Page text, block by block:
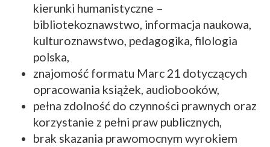
kierunki humanistyczne –
bibliotekoznawstwo, informacja naukowa,
kulturoznawstwo, pedagogika, filologia
polska,
znajomość formatu Marc 21 dotyczących
opracowania książek, audiobooków,
pełna zdolność do czynności prawnych oraz
korzystanie z pełni praw publicznych,
brak skazania prawomocnym wyrokiem